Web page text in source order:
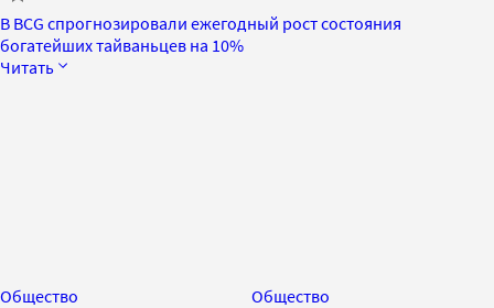
В BCG спрогнозировали ежегодный рост состояния
богатейших тайваньцев на 10%
Читать
Общество Общество